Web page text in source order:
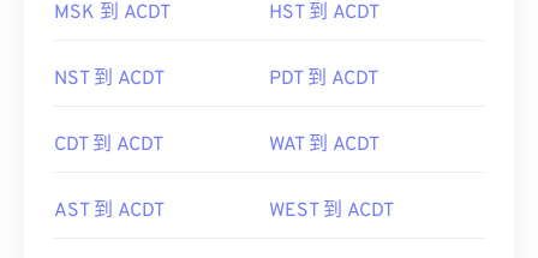
MSK 到 ACDT HST 到 ACDT
NST 到 ACDT PDT 到 ACDT
CDT 到 ACDT WAT 到 ACDT
AST 到 ACDT WEST 到 ACDT